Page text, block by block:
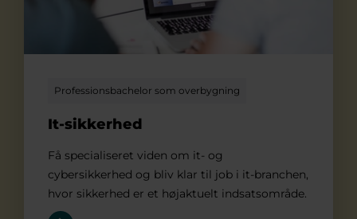
Professionsbachelor som overbygning
It-sikkerhed
Få specialiseret viden om it- og
cybersikkerhed og bliv klar til job i it-branchen,
hvor sikkerhed er et højaktuelt indsatsområde.